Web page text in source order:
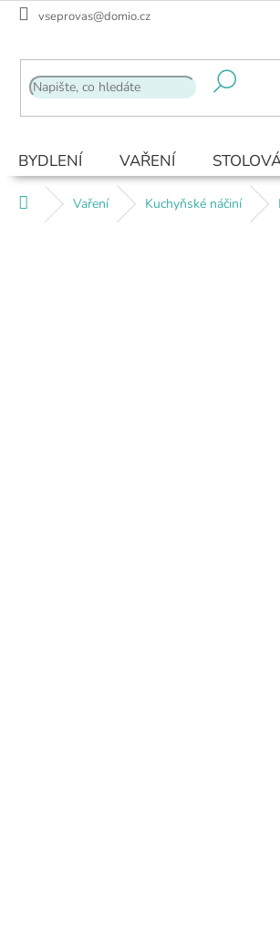
Přejít
vseprovas@domio.cz
BYDLENÍ VAŘENÍ
Domů Vaření Kuchyňské náčiní